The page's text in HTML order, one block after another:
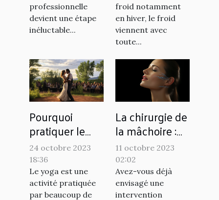
professionnelle
devient une étape
inéluctable...
froid notamment
en hiver, le froid
viennent avec
toute...
Pourquoi
pratiquer le
yoga ?
24 octobre 2023
18:36
Le yoga est une
activité pratiquée
par beaucoup de
La chirurgie de
la mâchoire :
une alternative
au
renforcement
naturel ?
11 octobre 2023
02:02
Avez-vous déjà
envisagé une
intervention